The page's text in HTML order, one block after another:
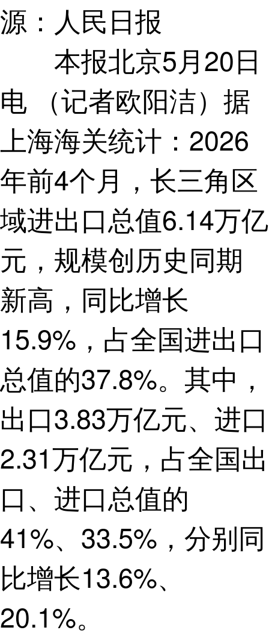
源：人民日报
本报北京5月20日
电 （记者欧阳洁）据
上海海关统计：2026
年前4个月，长三角区
域进出口总值6.14万亿
元，规模创历史同期
新高，同比增长
15.9%，占全国进出口
总值的37.8%。其中，
出口3.83万亿元、进口
2.31万亿元，占全国出
口、进口总值的
41%、33.5%，分别同
比增长13.6%、
20.1%。